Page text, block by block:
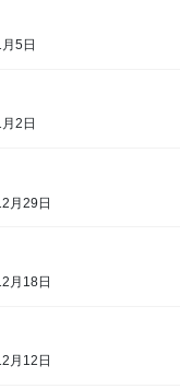
5日
2日
月29日
月18日
月12日